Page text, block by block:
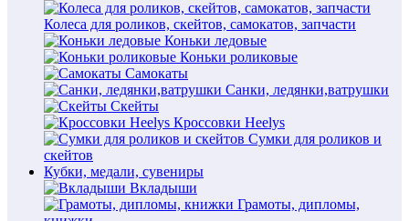
Колеса для роликов, скейтов, самокатов, запчасти
Коньки ледовые
Коньки роликовые
Самокаты
Санки, ледянки,ватрушки
Скейты
Кроссовки Heelys
Сумки для роликов и
скейтов
Кубки, медали, сувениры
Вкладыши
Грамоты, дипломы,